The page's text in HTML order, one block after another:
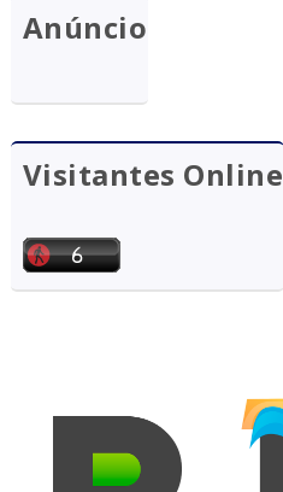
Anúncio
Visitantes Online